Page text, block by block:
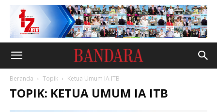
Beranda Topik Ketua Umum IA ITB
TOPIK: KETUA UMUM IA ITB